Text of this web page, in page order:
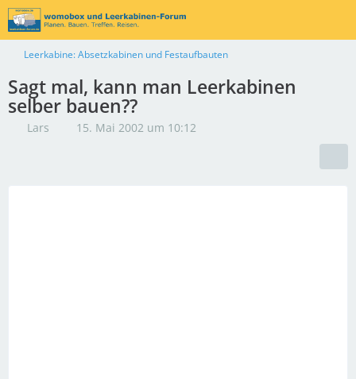
Leerkabine: Absetzkabinen und Festaufbauten
Sagt mal, kann man Leerkabinen
selber bauen??
Lars 15. Mai 2002 um 10:12